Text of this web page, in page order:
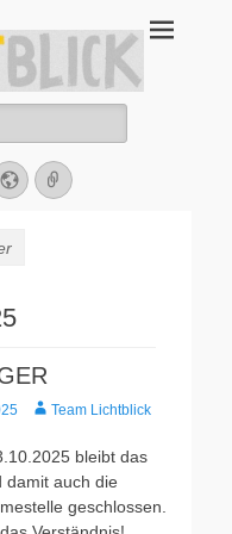
Lichtblick
– Amalienstraße 3 – Tel: 06321-
WebsiteVerknüpfung
AutorTeam Lichtblick
bleibt das
damit auch die
geschlossen.